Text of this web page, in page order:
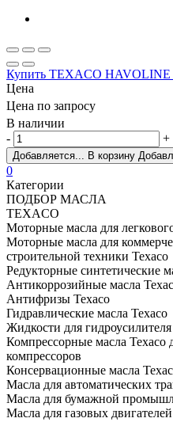
Купить TEXACO HAVOLINE
Цена
Цена по запросу
В наличии
-
+
Добавляется... В корзину
0
Категории
ПОДБОР МАСЛА
TEXACO
Моторные масла для
Моторные масла для
строительной техники Texaco
Редукторные синтетические
Антикоррозийные масла
Антифризы Texaco
Гидравлические масла Texaco
Жидкости для
Компрессорные масла
компрессоров
Консервационные масла
Масла для автоматических
Масла для бумажной
Масла для газовых